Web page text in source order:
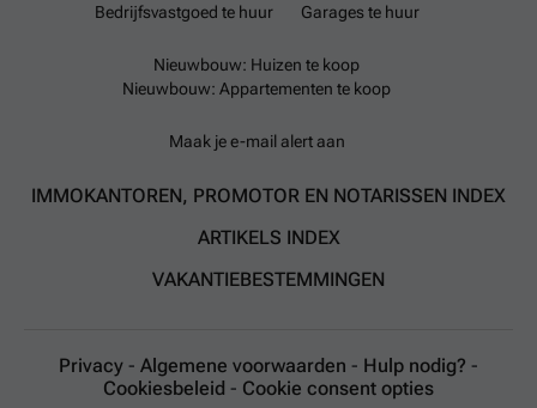
Bedrijfsvastgoed te huur
Garages te huur
Nieuwbouw: Huizen te koop
Nieuwbouw: Appartementen te koop
Maak je e-mail alert aan
IMMOKANTOREN, PROMOTOR EN NOTARISSEN INDEX
ARTIKELS INDEX
VAKANTIEBESTEMMINGEN
Privacy - Algemene voorwaarden - Hulp nodig? -
Cookiesbeleid - Cookie consent opties